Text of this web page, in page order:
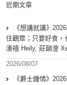
近期文章
《想講就講》
住觀眾；只要好食，
溱禧 Heily, 莊韻澄
2026/08/07
《爵士鍾情》